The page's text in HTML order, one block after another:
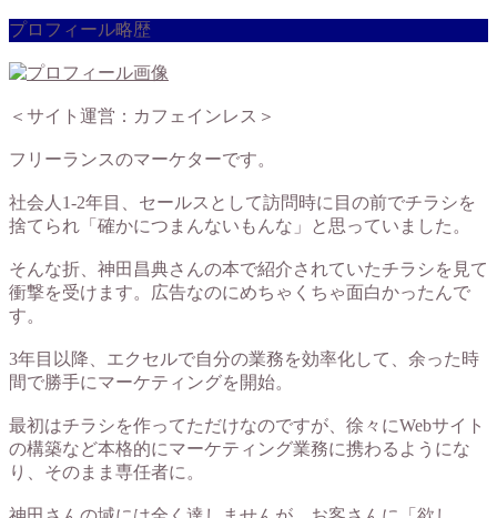
プロフィール略歴
＜サイト運営：カフェインレス＞
フリーランスのマーケターです。
社会人1-2年目、セールスとして訪問時に目の前でチラシを
捨てられ「確かにつまんないもんな」と思っていました。
そんな折、神田昌典さんの本で紹介されていたチラシを見て
衝撃を受けます。広告なのにめちゃくちゃ面白かったんで
す。
3年目以降、エクセルで自分の業務を効率化して、余った時
間で勝手にマーケティングを開始。
最初はチラシを作ってただけなのですが、徐々にWebサイト
の構築など本格的にマーケティング業務に携わるようにな
り、そのまま専任者に。